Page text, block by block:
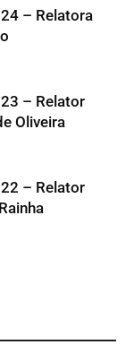
– Relatora
– Relator
Oliveira
– Relator